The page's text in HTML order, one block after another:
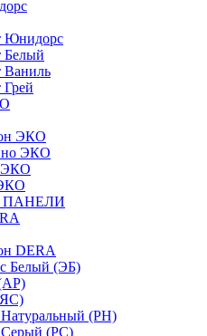
Юнидорс
Белый
Ваниль
ЭКО
ЭКО
ЭКО
DERA
Белый (ЭБ)
Натуральный (РН)
Серый (РС)